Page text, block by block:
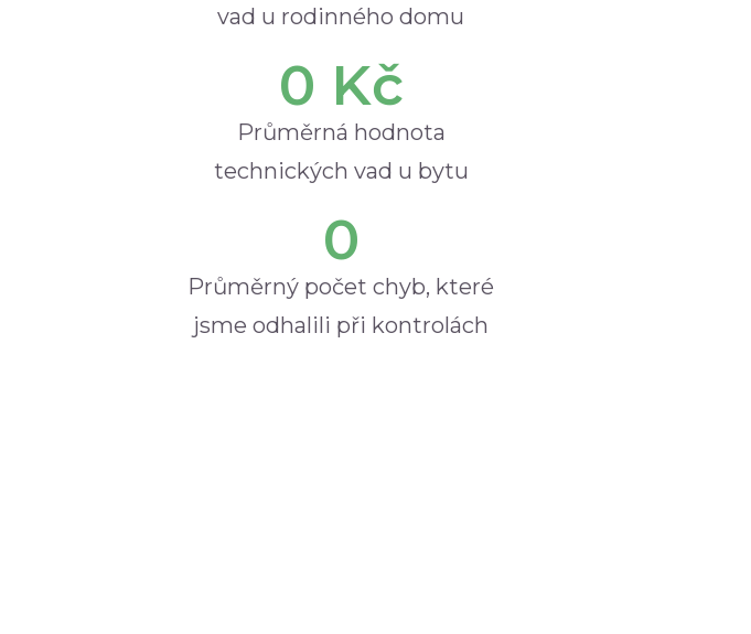
vad u rodinného domu
0 Kč
Průměrná hodnota
technických vad u bytu
0
Průměrný počet chyb, které
jsme odhalili při kontrolách